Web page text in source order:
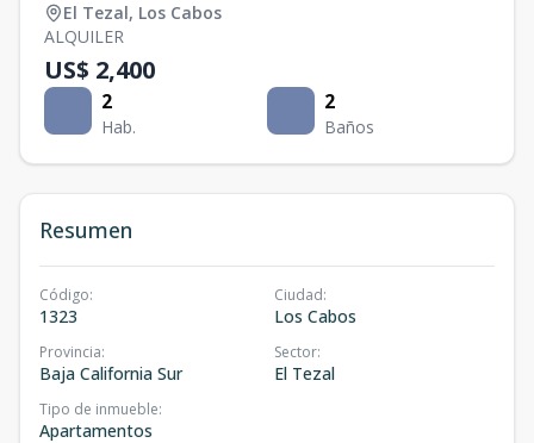
El Tezal, Los Cabos
ALQUILER
US$ 2,400
2
Hab.
2
Baños
Resumen
Código:
1323
Ciudad:
Los Cabos
Provincia:
Baja California Sur
Sector:
El Tezal
Tipo de inmueble:
Apartamentos